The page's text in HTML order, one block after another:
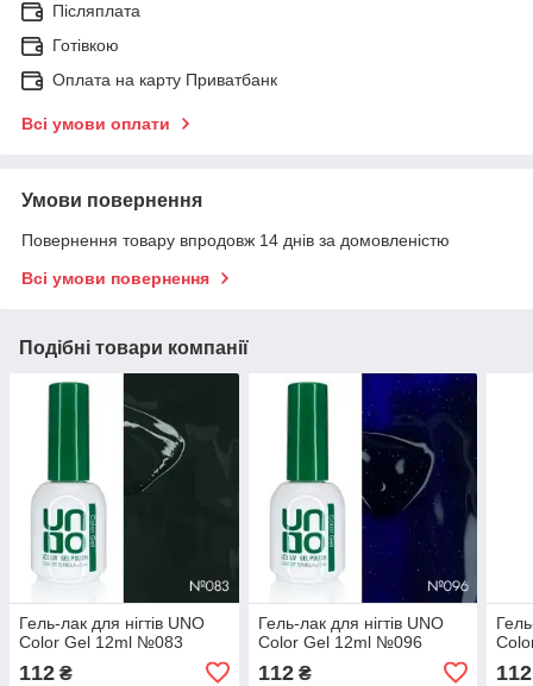
Післяплата
Готівкою
Оплата на карту Приватбанк
Всі умови оплати
Умови повернення
Повернення товару впродовж 14 днів за домовленістю
Всі умови повернення
Подібні товари компанії
Гель-лак для нігтів UNO
Color Gel 12ml №083
112 ₴
Гель-лак для нігтів UNO
Color Gel 12ml №096
112₴ 112